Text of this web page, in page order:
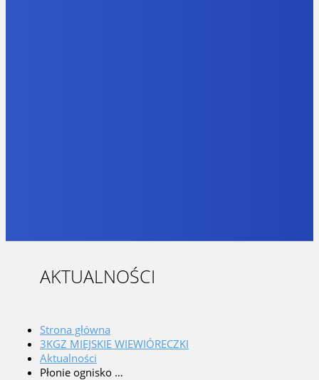
AKTUALNOŚCI
Strona główna
3KGZ MIEJSKIE WIEWIÓRECZKI
Aktualności
Płonie ognisko …